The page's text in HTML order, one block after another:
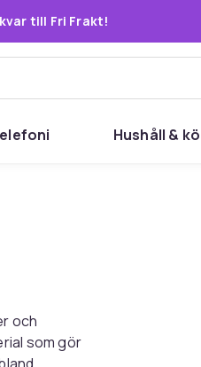
till Fri Frakt!
Hushåll &
och
som gör